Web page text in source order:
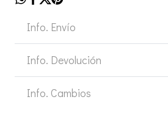
Info. Envío
Info. Devolución
Info. Cambios